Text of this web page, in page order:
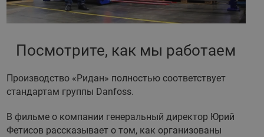
Посмотрите, как мы работаем
Производство «Ридан» полностью соответствует
стандартам группы Danfoss.
В фильме о компании генеральный директор Юрий
Фетисов рассказывает о том, как организованы